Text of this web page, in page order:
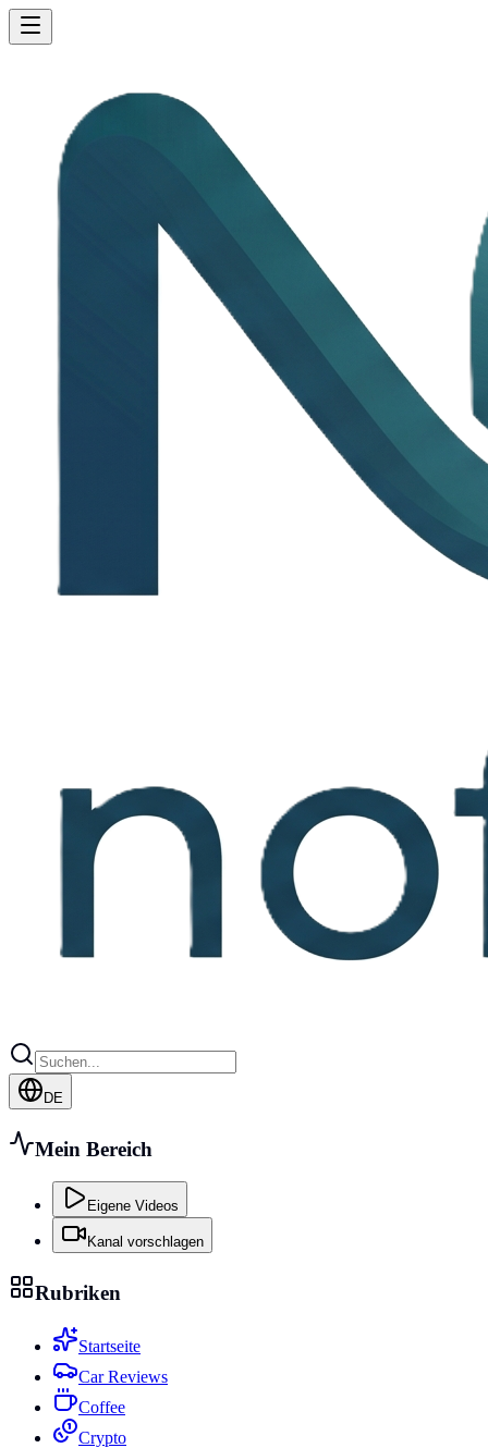
DE
Mein Bereich
Eigene Videos
Kanal vorschlagen
Rubriken
Startseite
Car Reviews
Coffee
Crypto